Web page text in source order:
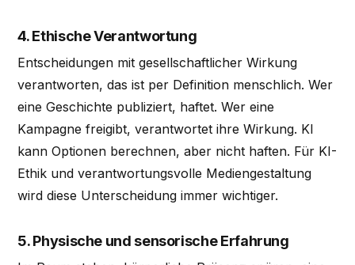
4. Ethische Verantwortung
Entscheidungen mit gesellschaftlicher Wirkung
verantworten, das ist per Definition menschlich. Wer
eine Geschichte publiziert, haftet. Wer eine
Kampagne freigibt, verantwortet ihre Wirkung. KI
kann Optionen berechnen, aber nicht haften. Für KI-
Ethik und verantwortungsvolle Mediengestaltung
wird diese Unterscheidung immer wichtiger.
5. Physische und sensorische Erfahrung